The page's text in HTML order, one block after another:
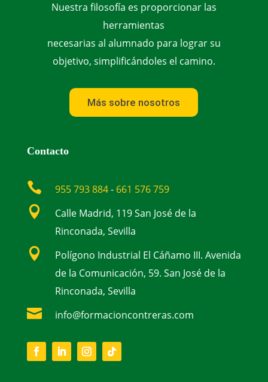
Nuestra filosofía es proporcionar las
herramientas
necesarias al alumnado para lograr su
objetivo, simplificándoles el camino.
Más sobre nosotros
Contacto
 955 793 884- 661 576 759

Calle Madrid, 119 San José de la
Rinconada, Sevilla

Polígono Industrial El Cáñamo III. Avenida
de la Comunicación, 59. San José de la
Rinconada, Sevilla
 info@formacioncontreras.com